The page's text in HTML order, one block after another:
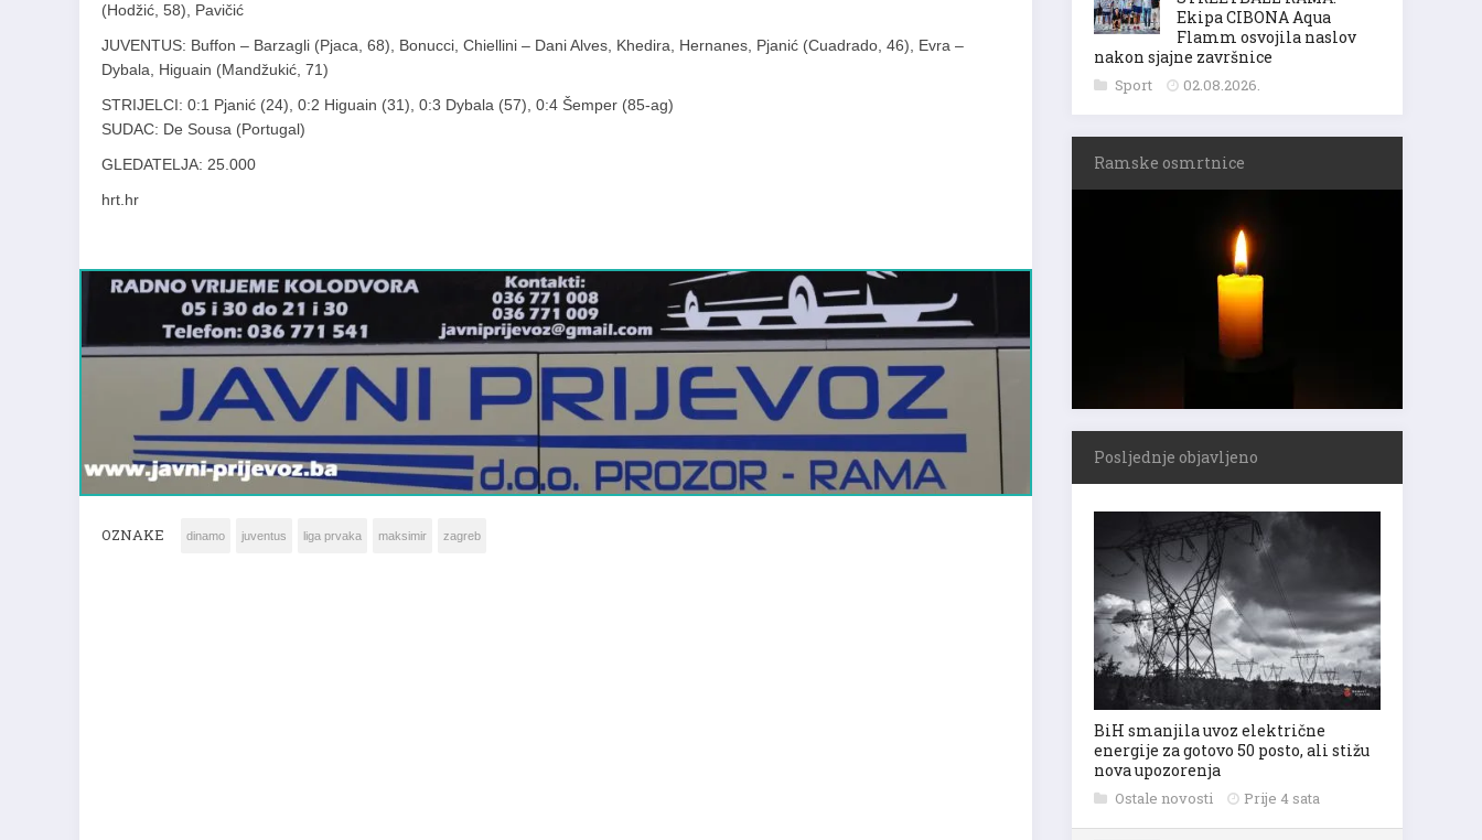
(Hodžić, 58), Pavičić
JUVENTUS: Buffon – Barzagli (Pjaca, 68), Bonucci, Chiellini – Dani Alves, Khedira, Hernanes, Pjanić (Cuadrado, 46), Evra –
Dybala, Higuain (Mandžukić, 71)
STRIJELCI: 0:1 Pjanić (24), 0:2 Higuain (31), 0:3 Dybala (57), 0:4 Šemper (85-ag)
SUDAC: De Sousa (Portugal)
GLEDATELJA: 25.000
hrt.hr
Ekipa CIBONA Aqua
Flamm osvojila naslov
nakon sjajne završnice
Sport 02.08.2026.
Ramske osmrtnice
Posljednje objavljeno
BiH smanjila uvoz električne
energije za gotovo 50 posto, ali stižu
nova upozorenja
Ostale novosti Prije 4 sata